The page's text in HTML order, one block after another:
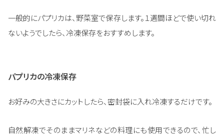
一般的にパプリカは、野菜室で保存します。１週間ほどで使い切れ
ないようでしたら、冷凍保存をおすすめします。
パプリカの冷凍保存
お好みの大きさにカットしたら、密封袋に入れ冷凍するだけです。
自然解凍でそのままマリネなどの料理にも使用できるので、忙し